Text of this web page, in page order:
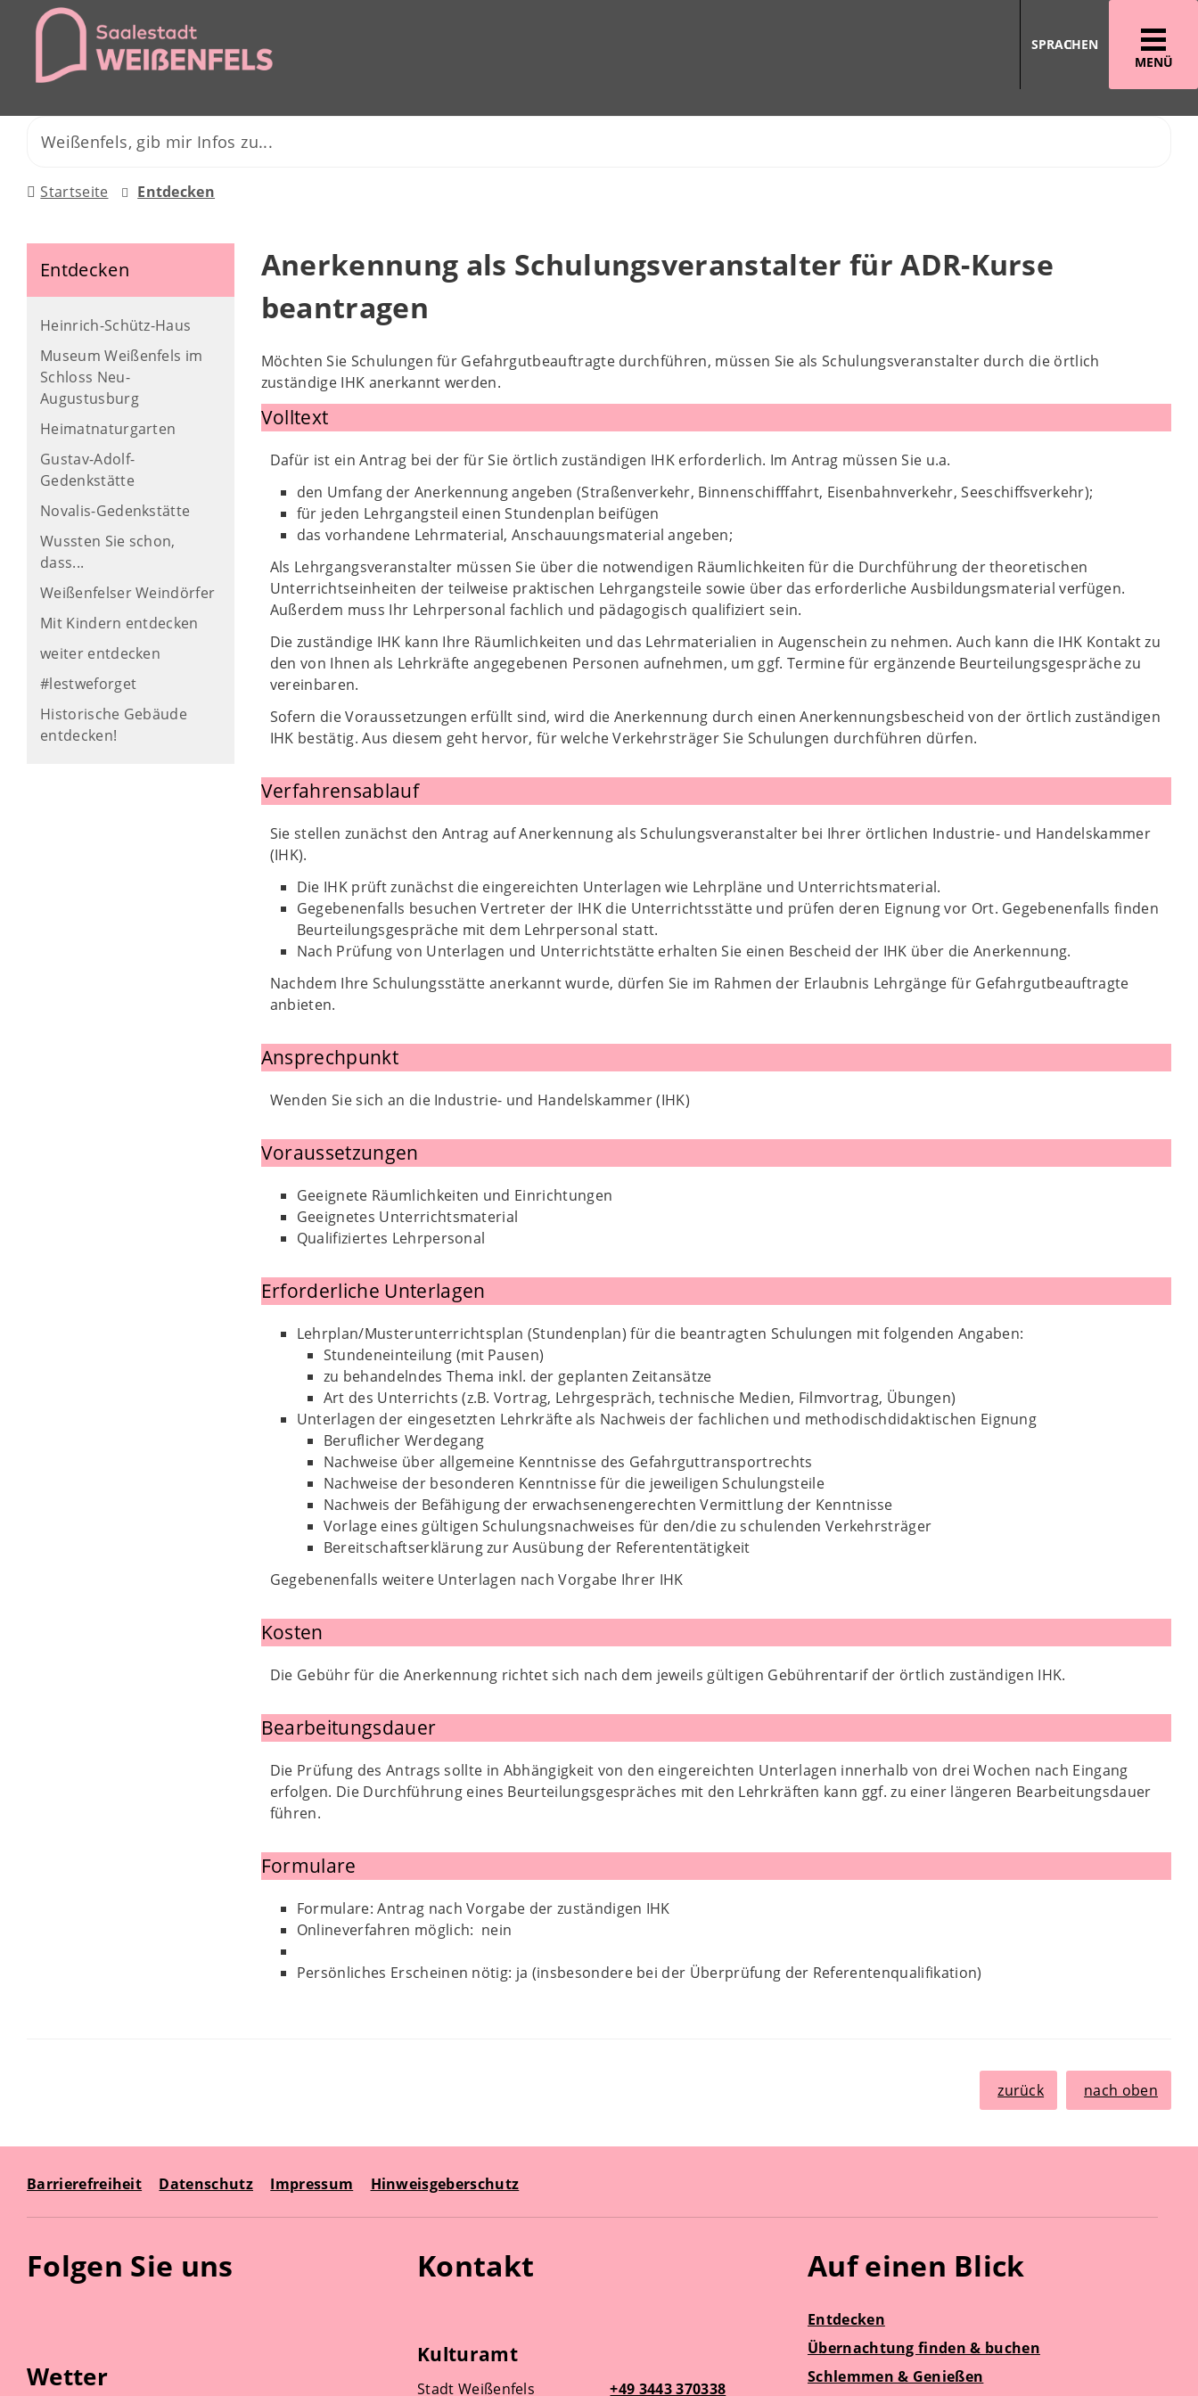
MENÜ
SPRACHEN
Startseite Entdecken
Entdecken
Heinrich-Schütz-Haus
Museum Weißenfels im
Schloss Neu-
Augustusburg
Heimatnaturgarten
Gustav-Adolf-
Gedenkstätte
Novalis-Gedenkstätte
Wussten Sie schon,
dass...
Weißenfelser Weindörfer
Mit Kindern entdecken
weiter entdecken
#lestweforget
Historische Gebäude
entdecken!
Anerkennung als Schulungsveranstalter für ADR-Kurse
beantragen
Möchten Sie Schulungen für Gefahrgutbeauftragte durchführen, müssen Sie als Schulungsveranstalter durch die örtlich
zuständige IHK anerkannt werden.
Volltext
Dafür ist ein Antrag bei der für Sie örtlich zuständigen IHK erforderlich. Im Antrag müssen Sie u.a.
den Umfang der Anerkennung angeben (Straßenverkehr, Binnenschifffahrt, Eisenbahnverkehr, Seeschiffsverkehr);
für jeden Lehrgangsteil einen Stundenplan beifügen
das vorhandene Lehrmaterial, Anschauungsmaterial angeben;
Als Lehrgangsveranstalter müssen Sie über die notwendigen Räumlichkeiten für die Durchführung der theoretischen
Unterrichtseinheiten der teilweise praktischen Lehrgangsteile sowie über das erforderliche Ausbildungsmaterial verfügen.
Außerdem muss Ihr Lehrpersonal fachlich und pädagogisch qualifiziert sein.
Die zuständige IHK kann Ihre Räumlichkeiten und das Lehrmaterialien in Augenschein zu nehmen. Auch kann die IHK Kontakt zu
den von Ihnen als Lehrkräfte angegebenen Personen aufnehmen, um ggf. Termine für ergänzende Beurteilungsgespräche zu
vereinbaren.
Sofern die Voraussetzungen erfüllt sind, wird die Anerkennung durch einen Anerkennungsbescheid von der örtlich zuständigen
IHK bestätig. Aus diesem geht hervor, für welche Verkehrsträger Sie Schulungen durchführen dürfen.
Verfahrensablauf
Sie stellen zunächst den Antrag auf Anerkennung als Schulungsveranstalter bei Ihrer örtlichen Industrie- und Handelskammer
(IHK).
Die IHK prüft zunächst die eingereichten Unterlagen wie Lehrpläne und Unterrichtsmaterial.
Gegebenenfalls besuchen Vertreter der IHK die Unterrichtsstätte und prüfen deren Eignung vor Ort. Gegebenenfalls finden
Beurteilungsgespräche mit dem Lehrpersonal statt.
Nach Prüfung von Unterlagen und Unterrichtstätte erhalten Sie einen Bescheid der IHK über die Anerkennung.
Nachdem Ihre Schulungsstätte anerkannt wurde, dürfen Sie im Rahmen der Erlaubnis Lehrgänge für Gefahrgutbeauftragte
anbieten.
Ansprechpunkt
Wenden Sie sich an die Industrie- und Handelskammer (IHK)
Voraussetzungen
Geeignete Räumlichkeiten und Einrichtungen
Geeignetes Unterrichtsmaterial
Qualifiziertes Lehrpersonal
Erforderliche Unterlagen
Lehrplan/Musterunterrichtsplan (Stundenplan) für die beantragten Schulungen mit folgenden Angaben:
Stundeneinteilung (mit Pausen)
zu behandelndes Thema inkl. der geplanten Zeitansätze
Art des Unterrichts (z.B. Vortrag, Lehrgespräch, technische Medien, Filmvortrag, Übungen)
Unterlagen der eingesetzten Lehrkräfte als Nachweis der fachlichen und methodischdidaktischen Eignung
Beruflicher Werdegang
Nachweise über allgemeine Kenntnisse des Gefahrguttransportrechts
Nachweise der besonderen Kenntnisse für die jeweiligen Schulungsteile
Nachweis der Befähigung der erwachsenengerechten Vermittlung der Kenntnisse
Vorlage eines gültigen Schulungsnachweises für den/die zu schulenden Verkehrsträger
Bereitschaftserklärung zur Ausübung der Referententätigkeit
Gegebenenfalls weitere Unterlagen nach Vorgabe Ihrer IHK
Kosten
Die Gebühr für die Anerkennung richtet sich nach dem jeweils gültigen Gebührentarif der örtlich zuständigen IHK.
Bearbeitungsdauer
Die Prüfung des Antrags sollte in Abhängigkeit von den eingereichten Unterlagen innerhalb von drei Wochen nach Eingang
erfolgen. Die Durchführung eines Beurteilungsgespräches mit den Lehrkräften kann ggf. zu einer längeren Bearbeitungsdauer
führen.
Formulare
Formulare: Antrag nach Vorgabe der zuständigen IHK
Onlineverfahren möglich: nein
Persönliches Erscheinen nötig: ja (insbesondere bei der Überprüfung der Referentenqualifikation)
zurück nach oben
Barrierefreiheit Datenschutz Impressum Hinweisgeberschutz
Folgen Sie uns
Wetter
Kontakt
Kulturamt
Stadt Weißenfels +49 3443 370338
Auf einen Blick
Entdecken
Übernachtung finden & buchen
Schlemmen & Genießen